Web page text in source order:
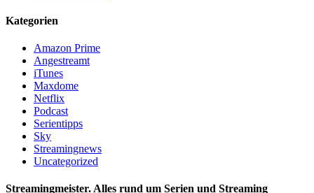
Kategorien
Amazon Prime
Angestreamt
iTunes
Maxdome
Netflix
Podcast
Serientipps
Sky
Streamingnews
Uncategorized
Streamingmeister. Alles rund um Serien und Streaming